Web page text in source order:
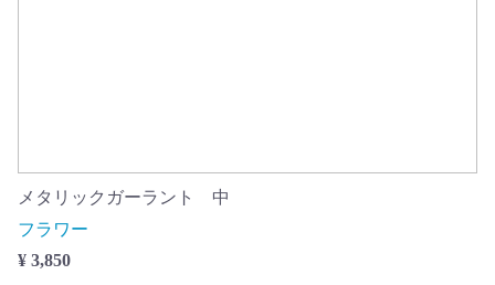
メタリックガーラント 中
フラワー
¥ 3,850